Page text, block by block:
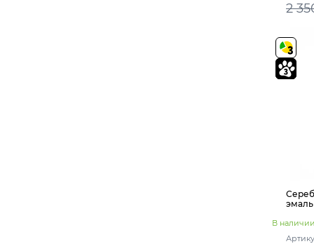
2
В наличии